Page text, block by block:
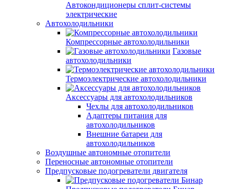
Автокондиционеры сплит-системы
электрические
Автохолодильники
Компрессорные автохолодильники
Газовые
автохолодильники
Термоэлектрические автохолодильники
Аксессуары для автохолодильников
Чехлы для автохолодильников
Адаптеры питания для
автохолодильников
Внешние батареи для
автохолодильников
Воздушные автономные отопители
Переносные автономные отопители
Предпусковые подогреватели двигателя